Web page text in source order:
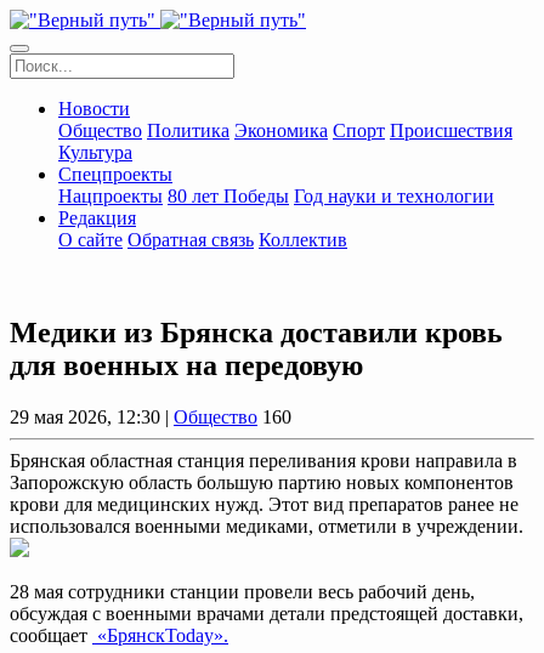
Новости
Общество Политика Экономика Спорт Происшествия
Культура
Спецпроекты
Нацпроекты 80 лет Победы Год науки и технологии
Редакция
О сайте Обратная связь Коллектив
Медики из Брянска доставили кровь
для военных на передовую
29 мая 2026, 12:30 | Общество 160
Брянская областная станция переливания крови направила в
Запорожскую область большую партию новых компонентов
крови для медицинских нужд. Этот вид препаратов ранее не
использовался военными медиками, отметили в учреждении.
28 мая сотрудники станции провели весь рабочий день,
обсуждая с военными врачами детали предстоящей доставки,
сообщает «БрянскToday».